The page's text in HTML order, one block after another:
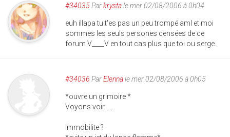
#34035Parkrystale mer 02/08/2006 à 0h04
euh illapa tu t'es pas un peu trompé aml et moi
sommes les seuls persones censées de ce
forum V____V en tout cas plus que toi ou serge.
#34036 ParElennale mer 02/08/2006 à 0h05
*ouvre un grimoire *
Voyons voir ....
Immobilite ?